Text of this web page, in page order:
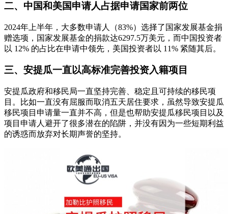
二、中国和美国申请人占据申请国家前两位
2024年上半年，大多数申请人（83%）选择了国家发展基金捐
赠选项，国家发展基金的捐款达6297.5万美元，而中国投资者
以 12% 的占比在申请中领先，美国投资者以 11% 紧随其后。
三、安提瓜一直以高标准完善投资入籍项目
安提瓜政府和移民局一直坚持完善、稳定且可持续的移民项
目。比如一直没有屈服而取消五天居住要求，虽然导致安提瓜
移民项目申请量一直并不高，但是也帮助安提瓜移民项目以及
项目申请人避开了很多潜在的陷阱，并没有因为一些短期利益
的诱惑而放弃对长期声誉的坚持。